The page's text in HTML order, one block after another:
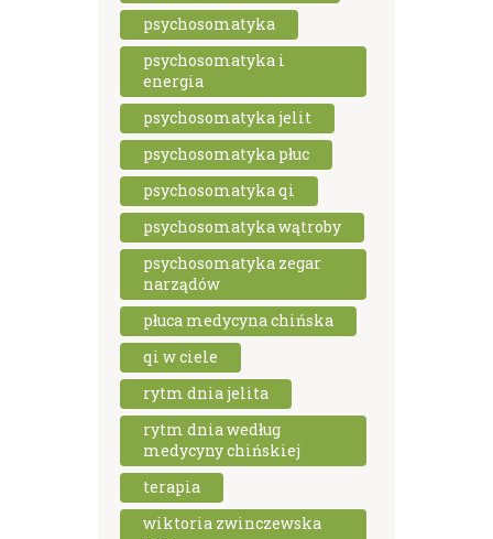
psychosomatyka
psychosomatyka i
energia
psychosomatyka jelit
psychosomatyka płuc
psychosomatyka qi
psychosomatyka wątroby
psychosomatyka zegar
narządów
płuca medycyna chińska
qi w ciele
rytm dnia jelita
rytm dnia według
medycyny chińskiej
terapia
wiktoria zwinczewska